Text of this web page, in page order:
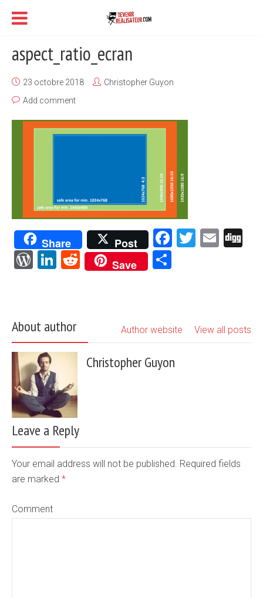
aspect_ratio_ecran
23 octobre 2018
Christopher Guyon
Add comment
Share Post Facebook
Twitter
WordPress
LinkedIn
Reddit
Save
About author View all posts
Author website
Christopher Guyon
Leave a Reply
Your email address will not be published. Required fields
are marked *
Comment